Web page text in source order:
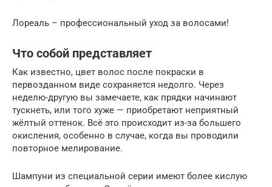
Лореаль – профессиональный уход за волосами!
Что собой представляет
Как известно, цвет волос после покраски в
первозданном виде сохраняется недолго. Через
неделю-другую вы замечаете, как прядки начинают
тускнеть, или того хуже — приобретают неприятный
жёлтый оттенок. Всё это происходит из-за большего
окисления, особенно в случае, когда вы проводили
повторное мелирование.
Шампуни из специальной серии имеют более кислую